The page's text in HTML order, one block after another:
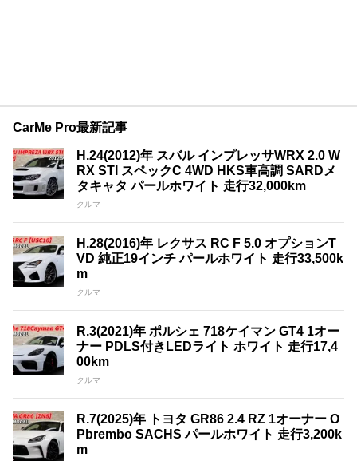
CarMe Pro最新記事
H.24(2012)年 スバル インプレッサWRX 2.0 W
RX STI スペックC 4WD HKS車高調 SARDメ
タキャタ パールホワイト 走行32,000km
クルマ
H.28(2016)年 レクサス RC F 5.0 オプションT
VD 純正19インチ パールホワイト 走行33,500k
m
クルマ
R.3(2021)年 ポルシェ 718ケイマン GT4 1オー
ナー PDLS付きLEDライト ホワイト 走行17,4
00km
クルマ
R.7(2025)年 トヨタ GR86 2.4 RZ 1オーナー O
Pbrembo SACHS パールホワイト 走行3,200k
m